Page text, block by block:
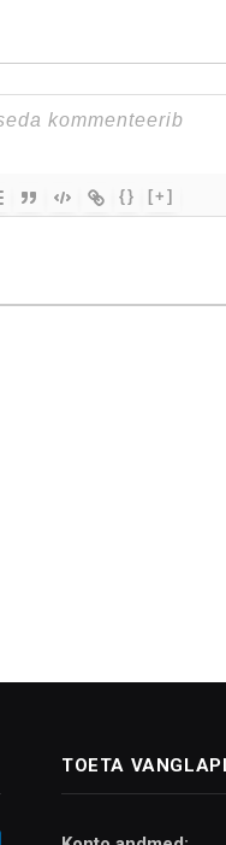
{} [+]
TOETA